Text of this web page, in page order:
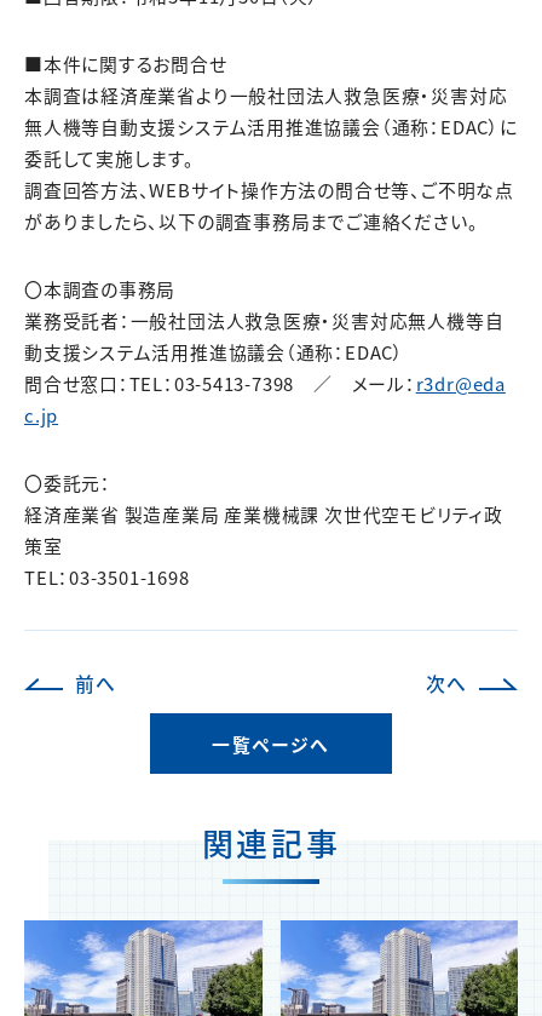
■本件に関するお問合せ
本調査は経済産業省より一般社団法人救急医療・災害対応
無人機等自動支援システム活用推進協議会（通称：EDAC）に
委託して実施します。
調査回答方法、WEBサイト操作方法の問合せ等、ご不明な点
がありましたら、以下の調査事務局までご連絡ください。
〇本調査の事務局
業務受託者：一般社団法人救急医療・災害対応無人機等自
動支援システム活用推進協議会（通称：EDAC）
問合せ窓口：TEL：03-5413-7398 ／ メール： r3dr@eda
c.jp
〇委託元：
経済産業省 製造産業局 産業機械課 次世代空モビリティ政
策室
TEL：03-3501-1698
前へ 次へ
一覧ページへ
関連記事